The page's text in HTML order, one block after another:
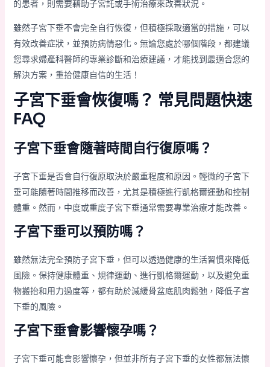
的患者，則需要藉助子宮託或手術治療來改善狀況。
雖然子宮下垂不會完全自行恢復，但積極採取適當的措施，可以
有效改善症狀，並預防病情惡化。無論您處於哪個階段，都建議
您尋求婦產科醫師的專業診斷和治療建議，才能找到最適合您的
解決方案，重拾健康自信的生活！
子宮下垂會恢復嗎？ 常見問題快速
FAQ
子宮下垂會隨著時間自行復原嗎？
子宮下垂是否會自行復原取決於嚴重程度和原因。輕微的子宮下
垂可能隨著時間推移而改善，尤其是積極進行凱格爾運動和控制
體重。然而，中度或重度子宮下垂通常需要專業治療才能改善。
子宮下垂可以預防嗎？
雖然無法完全預防子宮下垂，但可以透過健康的生活習慣來降低
風險。保持健康體重、規律運動、進行凱格爾運動，以及避免重
物搬抬和用力過度等，都有助於減緩骨盆底肌肉鬆弛，降低子宮
下垂的風險。
子宮下垂會影響懷孕嗎？
子宮下垂可能會影響懷孕，但並非所有子宮下垂的女性都無法懷